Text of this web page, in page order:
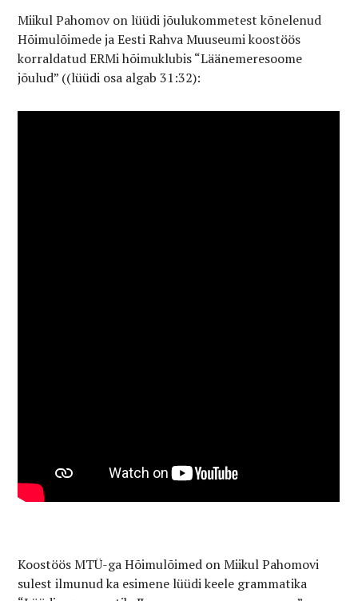
Miikul Pahomov on lüüdi jõulukommetest kõnelenud
Hõimulõimede ja Eesti Rahva Muuseumi koostöös
korraldatud ERMi hõimuklubis “Läänemeresoome
jõulud” ((lüüdi osa algab 31:32):
Koostöös MTÜ-ga Hõimulõimed on Miikul Pahomovi
sulest ilmunud ka esimene lüüdi keele grammatika